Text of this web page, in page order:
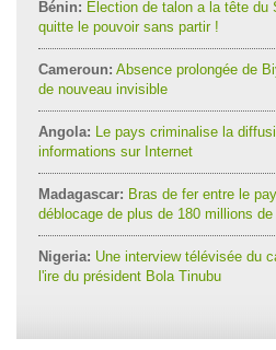
Bénin: Election de talon a la tête du
quitte le pouvoir sans partir !
Cameroun: Absence prolongée de
de nouveau invisible
Angola: Le pays criminalise la
informations sur Internet
Madagascar: Bras de fer entre le
déblocage de plus de 180 millions de
Nigeria: Une interview télévisée du
l'ire du président Bola Tinubu